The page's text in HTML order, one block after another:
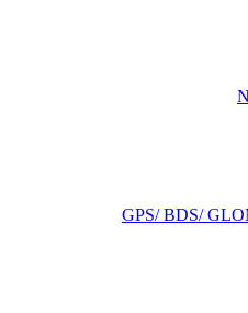
GPS/ BDS/